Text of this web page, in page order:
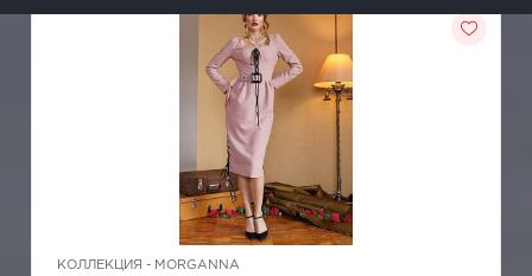
КОЛЛЕКЦИЯ - MORGANNA